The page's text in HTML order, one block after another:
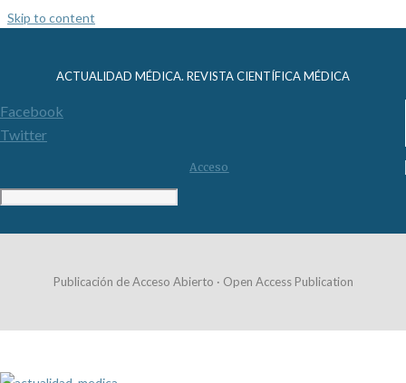
Skip to content
ACTUALIDAD MÉDICA. REVISTA CIENTÍFICA MÉDICA
Facebook
Twitter
Acceso
Publicación de Acceso Abierto · Open Access Publication